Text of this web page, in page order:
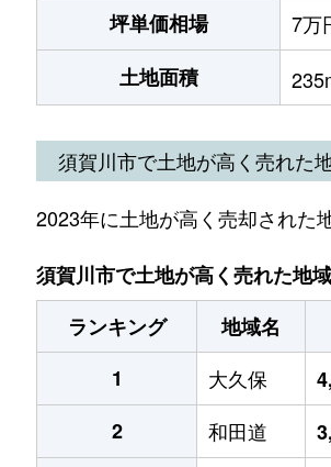
坪単価相場
7万
土地面積
須賀川市で土地が高く売れた
2023年に土地が高く売却された
須賀川市で土地が高く売れた地域
ランキング
地域名
1
大久保
2
和田道